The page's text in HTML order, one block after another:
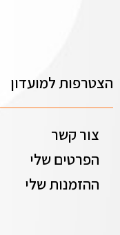
הצטרפות למועדון
צור קשר
הפרטים שלי
ההזמנות שלי